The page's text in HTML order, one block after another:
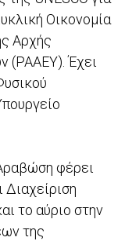
Οικονομία
Αρχής
(ΡΑΑΕΥ). Έχει
φέρει
Διαχείριση
το αύριο στην
της